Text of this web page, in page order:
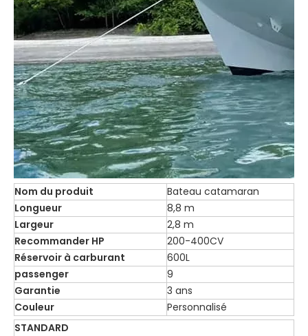
Nom du produit
Bateau catamaran
Longueur
8,8 m
Largeur
2,8 m
Recommander HP
200-400CV
Réservoir à carburant
600L
passenger
9
Garantie
3 ans
Couleur
Personnalisé
STANDARD